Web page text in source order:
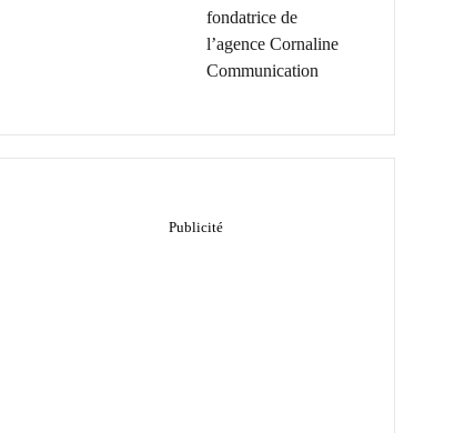
fondatrice de
l’agence Cornaline
Communication